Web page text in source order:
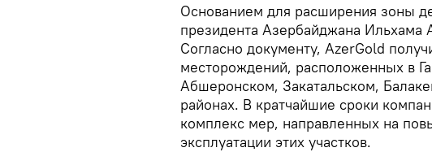
Основанием для расширения зоны
президента Азербайджана Ильхама
Согласно документу, AzerGold
месторождений, расположенных в
Абшеронском, Закатальском,
районах. В кратчайшие сроки
комплекс мер, направленных на
эксплуатации этих участков.